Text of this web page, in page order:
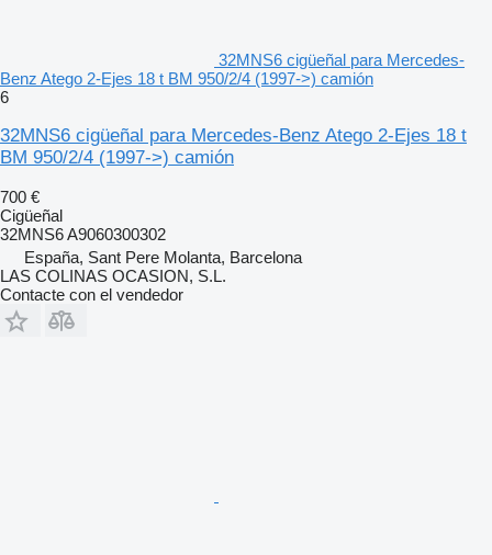
32MNS6 cigüeñal para Mercedes-
Benz Atego 2-Ejes 18 t BM 950/2/4 (1997->) camión
6
32MNS6 cigüeñal para Mercedes-Benz Atego 2-Ejes 18 t
BM 950/2/4 (1997->) camión
700 €
Cigüeñal
32MNS6 A9060300302
España, Sant Pere Molanta, Barcelona
LAS COLINAS OCASION, S.L.
Contacte con el vendedor